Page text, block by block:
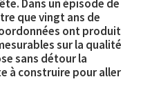
Dans un épisode de
que vingt ans de
ont produit
sur la qualité
sans détour la
à construire pour aller